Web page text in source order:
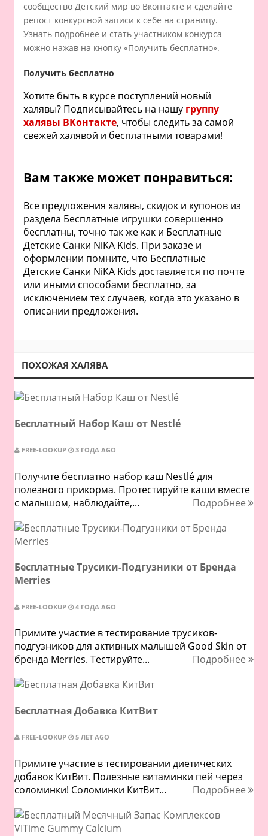
сообщество Детский мир во Вконтакте и сделайте
репост конкурсной записи к себе на страницу.
Узнать подробнее и стать участником конкурса
можно нажав на кнопку «Получить бесплатно».
Получить бесплатно
Хотите быть в курсе поступлений новый
халявы? Подписывайтесь на нашу группу
халявы ВКонтакте, чтобы следить за самой
свежей халявой и бесплатными товарами!
Вам также может понравиться:
Все предложения халявы, скидок и купонов из
раздела Бесплатные игрушки совершенно
бесплатны, точно так же как и Бесплатные
Детские Санки NiKA Kids. При заказе и
оформлении помните, что Бесплатные
Детские Санки NiKA Kids доставляется по почте
или иными способами бесплатно, за
исключением тех случаев, когда это указано в
описании предложения.
ПОХОЖАЯ ХАЛЯВА
Бесплатный Набор Каш от Nestlé
FREE-LOOKUP 3 ГОДА AGO
Получите бесплатно набор каш Nestlé для
полезного прикорма. Протестируйте каши вместе
с малышом, наблюдайте,...
Подробнее
Бесплатные Трусики-Подгузники от Бренда
Merries
FREE-LOOKUP 4 ГОДА AGO
Примите участие в тестирование трусиков-
подгузников для активных малышей Good Skin от
бренда Merries. Тестируйте...
Подробнее
Бесплатная Добавка КитВит
FREE-LOOKUP 5 ЛЕТ AGO
Примите участие в тестировании диетических
добавок КитВит. Полезные витаминки пей через
соломинки! Соломинки КитВит...
Подробнее